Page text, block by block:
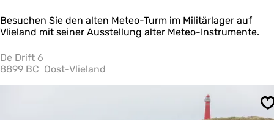
E
x
o
M
t
Besuchen Sie den alten Meteo-Turm im Militärlager auf
Vlieland mit seiner Ausstellung alter Meteo-Instrumente.
De Drift 6
8899 BC Oost-Vlieland